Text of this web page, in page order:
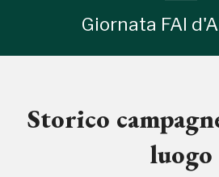
Giornata FAI
Storico
luogo